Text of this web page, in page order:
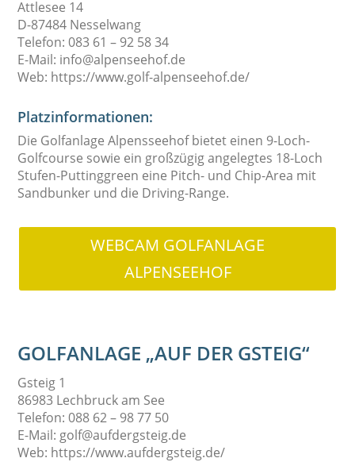
Attlesee 14
D-87484 Nesselwang
Telefon: 083 61 – 92 58 34
E-Mail: info@alpenseehof.de
Web: https://www.golf-alpenseehof.de/
Platzinformationen:
Die Golfanlage Alpensseehof bietet einen 9-Loch-
Golfcourse sowie ein großzügig angelegtes 18-Loch
Stufen-Puttinggreen eine Pitch- und Chip-Area mit
Sandbunker und die Driving-Range.
WEBCAM GOLFANLAGE
ALPENSEEHOF
GOLFANLAGE „AUF DER GSTEIG“
Gsteig 1
86983 Lechbruck am See
Telefon: 088 62 – 98 77 50
E-Mail: golf@aufdergsteig.de
Web: https://www.aufdergsteig.de/